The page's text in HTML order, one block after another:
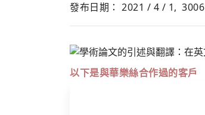
發布日期： 2021 / 4 / 1, 3006
以下是與華樂絲合作過的客戶